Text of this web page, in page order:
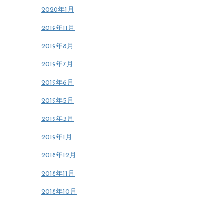
2020年1月
2019年11月
2019年8月
2019年7月
2019年6月
2019年5月
2019年3月
2019年1月
2018年12月
2018年11月
2018年10月